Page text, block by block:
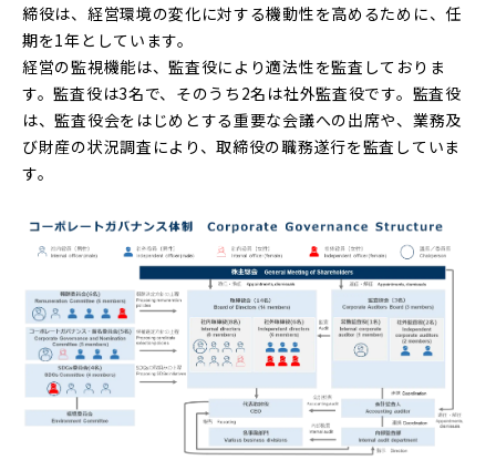
締役は、経営環境の変化に対する機動性を高めるために、任
期を1年としています。
経営の監視機能は、監査役により適法性を監査しておりま
す。監査役は3名で、そのうち2名は社外監査役です。監査役
は、監査役会をはじめとする重要な会議への出席や、業務及
び財産の状況調査により、取締役の職務遂行を監査していま
す。